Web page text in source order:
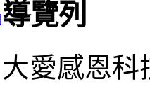
導覽列
大愛感恩科